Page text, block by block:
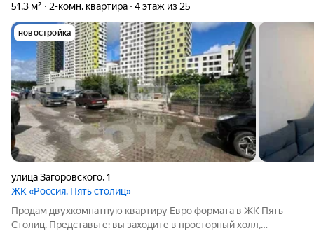
51,3 м² 2-комн. квартира 4 этаж из 25
новостройка
улица Загоровского,1
ЖК «Россия. Пять столиц»
Продам двухкомнатную квартиру Евро формата в ЖК Пять
Столиц. Представьте: вы заходите в просторный холл,